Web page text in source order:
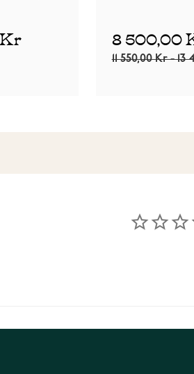
8 500,00
11 550,00 Kr - 13